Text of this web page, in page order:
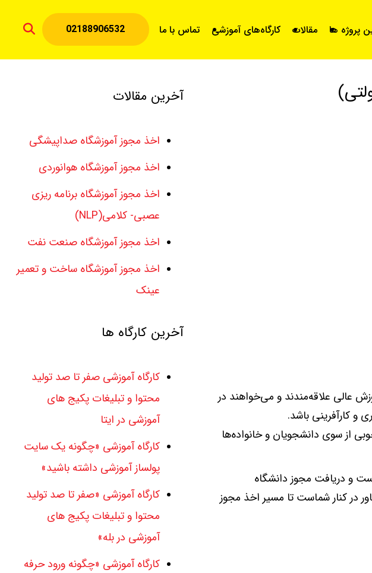
پروژه ها مقالات کارگاه‌های آموزشی تماس با ما 02188906532
عالی علاقه‌مندند و می‌خواهند در
و کارآفرینی باشد.
از سوی دانشجویان و خانواده‌ها
و دریافت مجوز دانشگاه
در کنار شماست تا مسیر اخذ مجوز
آخرین مقالات
اخذ مجوز آموزشگاه صداپیشگی
اخذ مجوز آموزشگاه هوانوردی
اخذ مجوز آموزشگاه برنامه ریزی
عصبی- کلامی(NLP)
اخذ مجوز آموزشگاه صنعت نفت
اخذ مجوز آموزشگاه ساخت و تعمیر
عینک
آخرین کارگاه ها
کارگاه آموزشی صفر تا صد تولید
محتوا و تبلیغات پکیج های
آموزشی در ایتا
کارگاه آموزشی «چگونه یک سایت
پولساز آموزشی داشته باشید»
کارگاه آموزشی «صفر تا صد تولید
محتوا و تبلیغات پکیج های
آموزشی در بله»
کارگاه آموزشی «چگونه ورود حرفه